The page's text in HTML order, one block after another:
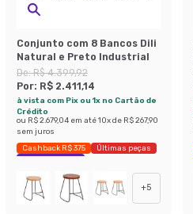
Conjunto com 8 Bancos Dili
Natural e Preto Industrial
De:R$ 4.399,92
Por: R$ 2.411,14
à vista com Pix ou 1x no Cartão de
Crédito
ou R$ 2.679,04 em até10x de R$ 267,90
sem juros
Cashback R$ 375
Últimas peças
Economize 45%
+5